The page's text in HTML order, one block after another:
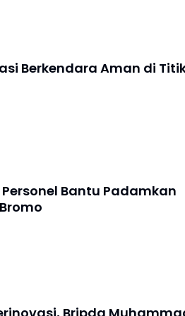
Berkendara Aman di
Bantu Padamkan